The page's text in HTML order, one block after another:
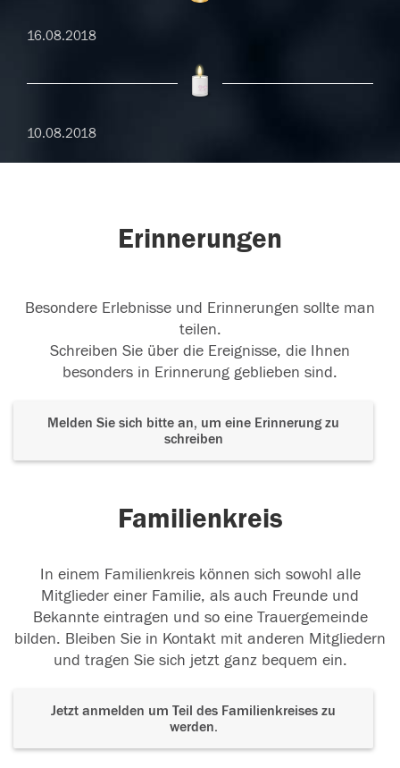
16.08.2018
10.08.2018
Erinnerungen
Besondere Erlebnisse und Erinnerungen sollte man
teilen.
Schreiben Sie über die Ereignisse, die Ihnen
besonders in Erinnerung geblieben sind.
Melden Sie sich bitte an, um eine Erinnerung zu
schreiben
Familienkreis
In einem Familienkreis können sich sowohl alle
Mitglieder einer Familie, als auch Freunde und
Bekannte eintragen und so eine Trauergemeinde
bilden. Bleiben Sie in Kontakt mit anderen Mitgliedern
und tragen Sie sich jetzt ganz bequem ein.
Jetzt anmelden um Teil des Familienkreises zu
werden.